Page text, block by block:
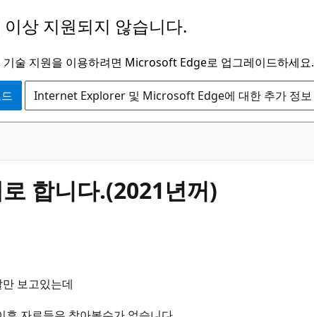
상 지원되지 않습니다.
기술 지원을 이용하려면 Microsoft Edge로 업그레이드하세요.
Internet Explorer 및 Microsoft Edge에 대한 추가 정보
합니다.(2021년꺼)
보고있는데